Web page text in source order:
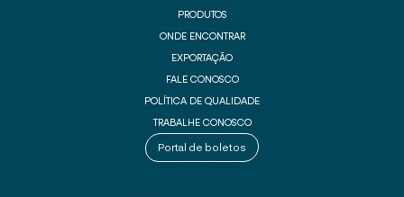
PRODUTOS
ONDE ENCONTRAR
EXPORTAÇÃO
FALE CONOSCO
POLÍTICA DE QUALIDADE
TRABALHE CONOSCO
Portal de boletos